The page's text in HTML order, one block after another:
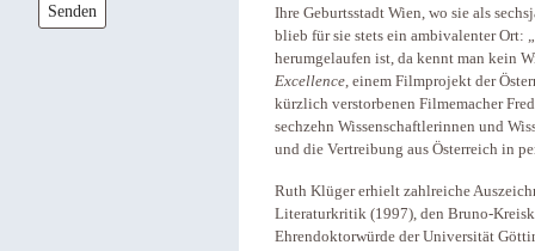
Senden
Ihre Geburtsstadt Wien, wo sie als
blieb für sie stets ein ambivalenter Ort:
herumgelaufen ist, da kennt man kein
Excellence, einem Filmprojekt der
kürzlich verstorbenen Filmemacher
sechzehn Wissenschaftlerinnen und
und die Vertreibung aus Österreich in
Ruth Klüger erhielt zahlreiche
Literaturkritik (1997), den Bruno-
Ehrendoktorwürde der Universität